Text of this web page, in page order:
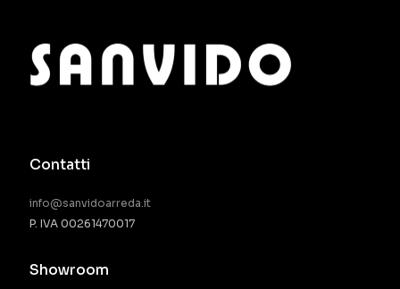
Contatti
info@sanvidoarreda.it
P. IVA 00261470017
Showroom